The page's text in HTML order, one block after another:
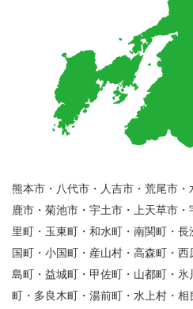
熊本市・八代市・人吉市・荒尾市・
鹿市・菊池市・宇土市・上天草市
里町・玉東町・和水町・南関町・
国町・小国町・産山村・高森町・
島町・益城町・甲佐町・山都町・
町・多良木町・湯前町・水上村・